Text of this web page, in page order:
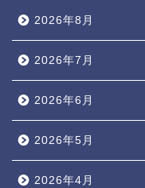
2026年8月
2026年7月
2026年6月
2026年5月
2026年4月